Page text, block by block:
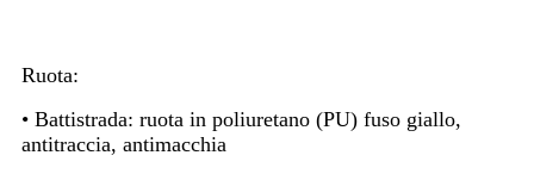
Ruota:
• Battistrada: ruota in poliuretano (PU) fuso giallo,
antitraccia, antimacchia